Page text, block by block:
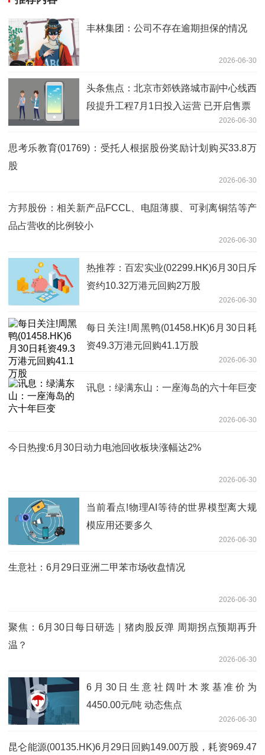
丰林集团：公司不存在逾期担保的情况
2026-06-30
头条焦点：北京市郊铁路城市副中心线西
段提升工程7月1日投入运营 已开启售票
2026-06-30
思考乐教育(01769)：受托人根据股份奖励计划购买33.8万
股
2026-06-30
方邦股份：相关新产品FCCL、电阻薄膜、可剥离铜箔等产
品占营收的比例较小
2026-06-30
热推荐：百宏实业(02299.HK)6月30日斥
资约10.32万港元回购2万股
2026-06-30
每日关注!周黑鸭(01458.HK)6月30日耗
资49.3万港元回购41.1万股
2026-06-30
讯息：绿满东山：一座海岛的六十年巨变
2026-06-30
今日热搜:6月30日动力电池回收板块涨幅达2%
2026-06-30
当前看点!物理AI等待的世界模型离大规
模应用还要多久
2026-06-30
生意社：6月29日亚洲二甲苯市场收盘情况
2026-06-30
聚焦：6月30日每日研选｜猪肉股反弹 周期拐点预期再升
温？
2026-06-30
6月30日生意社阔叶木浆基准价为
4450.00元/吨 动态焦点
2026-06-30
昆仑能源(00135.HK)6月29日回购149.00万股，耗资969.47